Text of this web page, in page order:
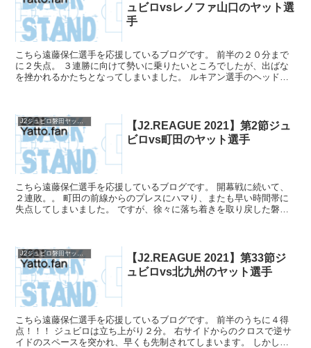
ュビロvsレノファ山口のヤット選
手
こちら遠藤保仁選手を応援しているブログです。 前半の２０分まで
に２失点。 ３連勝に向けて勢いに乗りたいところでしたが、出ばな
を挫かれるかたちとなってしまいました。 ルキアン選手のヘッドで
J2ジュビロ磐田ヤットファン2021
【J2.REAGUE 2021】第2節ジュ
ビロvs町田のヤット選手
こちら遠藤保仁選手を応援しているブログです。 開幕戦に続いて、
２連敗。。 町田の前線からのプレスにハマり、またも早い時間帯に
失点してしまいました。 ですが、徐々に落ち着きを取り戻した磐田
J2ジュビロ磐田ヤットファン2021
【J2.REAGUE 2021】第33節ジ
ュビロvs北九州のヤット選手
こちら遠藤保仁選手を応援しているブログです。 前半のうちに４得
点！！！ ジュビロは立ち上がり２分。 右サイドからのクロスで逆サ
イドのスペースを突かれ、早くも先制されてしまいます。 しかし、